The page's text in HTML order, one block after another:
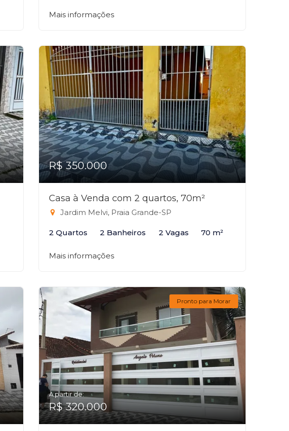
Mais informações
R$ 350.000
Casa à Venda com 2 quartos, 70m²
Jardim Melvi, Praia Grande-SP
2 Quartos 2 Banheiros 2 Vagas 70 m²
Mais informações
Pronto para Morar
A partir de:
R$ 320.000